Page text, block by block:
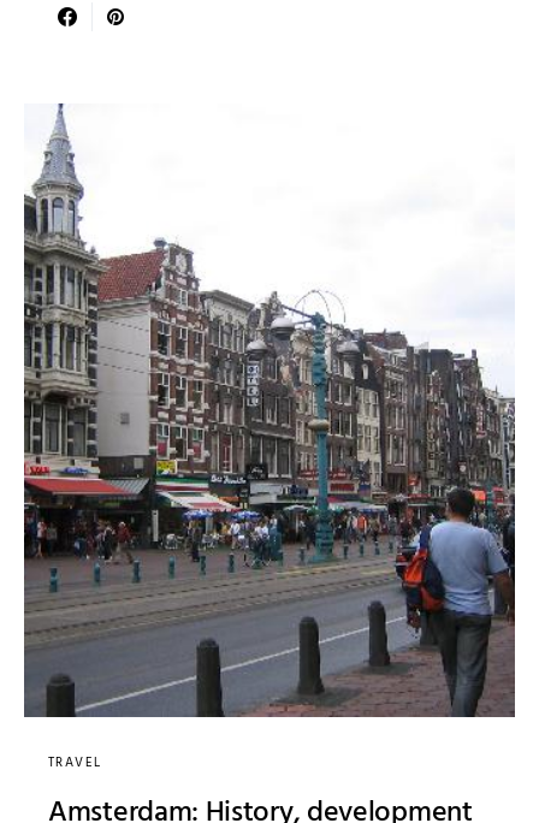
TRAVEL
Amsterdam: History, development